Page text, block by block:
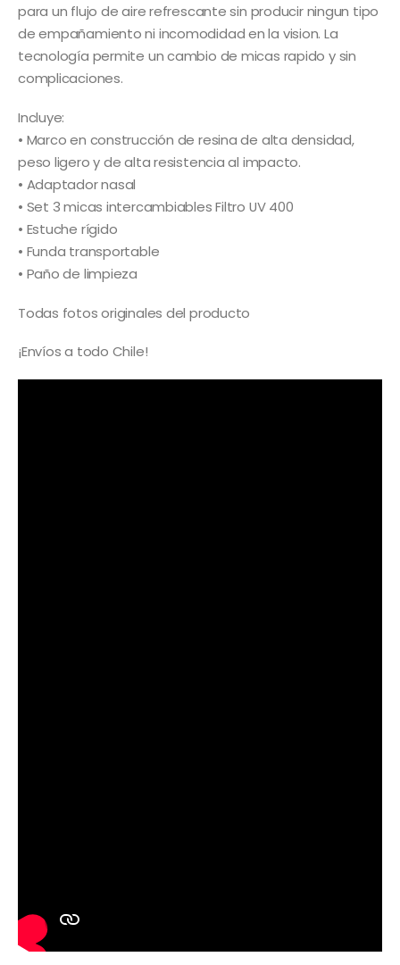
para un flujo de aire refrescante sin producir ningun tipo
de empañamiento ni incomodidad en la vision. La
tecnología permite un cambio de micas rapido y sin
complicaciones.
Incluye:
• Marco en construcción de resina de alta densidad,
peso ligero y de alta resistencia al impacto.
• Adaptador nasal
• Set 3 micas intercambiables Filtro UV 400
• Estuche rígido
• Funda transportable
• Paño de limpieza
Todas fotos originales del producto
¡Envíos a todo Chile!